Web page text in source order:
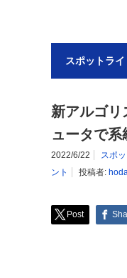
スポットラ
新アルゴリ
ュータで系
2022/6/22 スポ
ント
投稿者:
Post